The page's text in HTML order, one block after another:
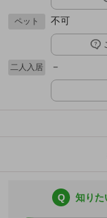
ペット 不可
二人入居 －
Q 知りた